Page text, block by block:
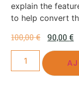
explain the
to help convert
100,00€ 90,00 €